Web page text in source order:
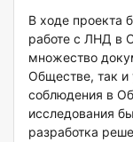
В ходе проекта
работе с ЛНД в
множество
Обществе, так и
соблюдения в
исследования
разработка